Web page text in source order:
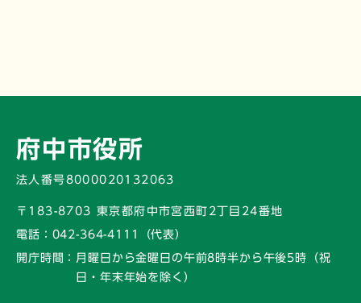
府中市役所
法人番号8000020132063
〒183-8703 東京都府中市宮西町2丁目24番地
電話： 042-364-4111（代表）
開庁時間： 月曜日から金曜日の午前8時半から午後5時 （祝
日・年末年始を除く）